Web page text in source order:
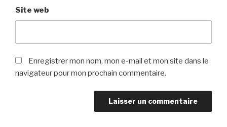
Site web
Enregistrer mon nom, mon e-mail et mon site dans le
navigateur pour mon prochain commentaire.